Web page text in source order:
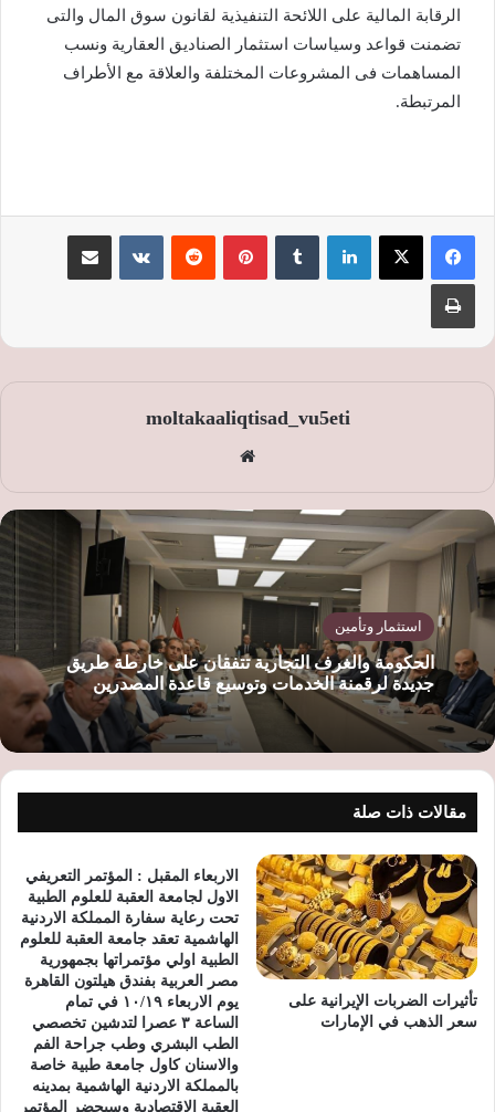
الرقابة المالية على اللائحة التنفيذية لقانون سوق المال والتى
تضمنت قواعد وسياسات استثمار الصناديق العقارية ونسب
المساهمات فى المشروعات المختلفة والعلاقة مع الأطراف
المرتبطة.
لينكدإن بينتيريست
moltakaaliqtisad_vu5eti
الوي
ب
استثمار وتأمين
الحكومة والغرف التجارية تتفقان على خارطة طريق
جديدة لرقمنة الخدمات وتوسيع قاعدة المصدرين
مقالات ذات صلة
تأثيرات الضربات الإيرانية على
سعر الذهب في الإمارات
الاربعاء المقبل : المؤتمر التعريفي
الاول لجامعة العقبة للعلوم الطبية
تحت رعاية سفارة المملكة الاردنية
الهاشمية تعقد جامعة العقبة للعلوم
الطبية اولي مؤتمراتها بجمهورية
مصر العربية بفندق هيلتون القاهرة
يوم الاربعاء ١٠/١٩ في تمام
الساعة ٣ عصرا لتدشين تخصصي
الطب البشري وطب جراحة الفم
والاسنان كاول جامعة طبية خاصة
بالمملكة الاردنية الهاشمية بمدينه
العقبة الاقتصادية وسيحضر المؤتمر